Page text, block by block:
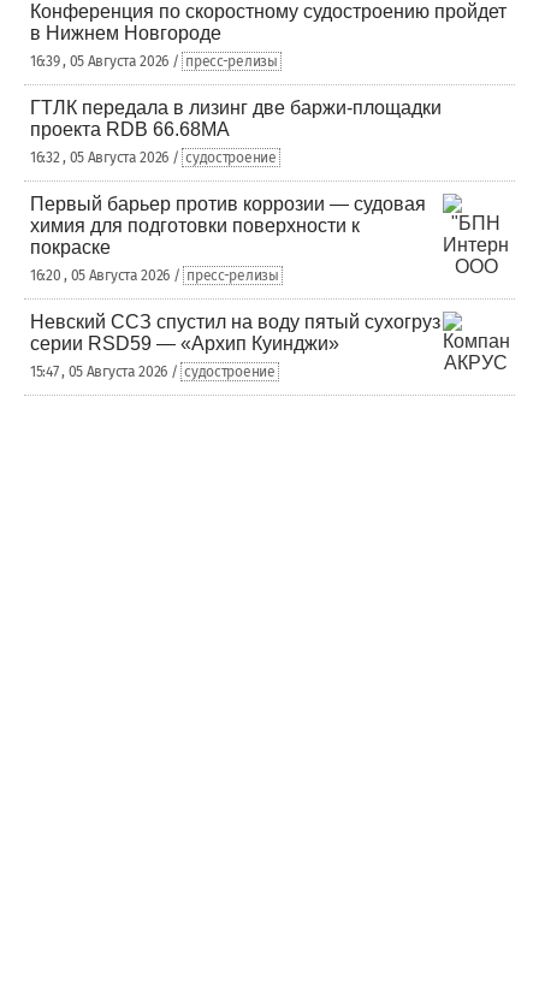
Конференция по скоростному судостроению пройдет
в Нижнем Новгороде
16:39 , 05 Августа 2026 / пресс-релизы
ГТЛК передала в лизинг две баржи-площадки
проекта RDB 66.68МА
16:32 , 05 Августа 2026 / судостроение
Первый барьер против коррозии — судовая
химия для подготовки поверхности к
покраске
16:20 , 05 Августа 2026 / пресс-релизы
Невский ССЗ спустил на воду пятый сухогруз
серии RSD59 — «Архип Куинджи»
15:47 , 05 Августа 2026 / судостроение